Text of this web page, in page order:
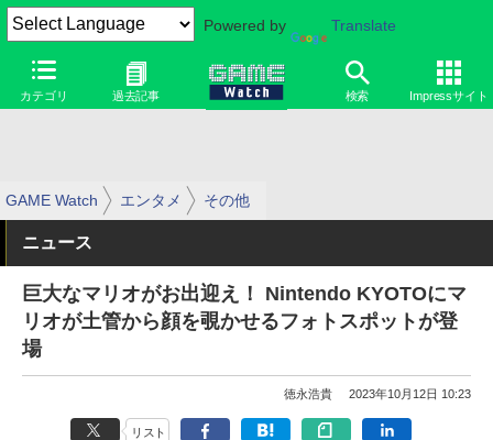
Powered by Translate
カテゴリ 過去記事 検索 Impressサイト
GAME Watch エンタメ その他
ニュース
巨大なマリオがお出迎え！ Nintendo KYOTOにマ
リオが土管から顔を覗かせるフォトスポットが登
場
徳永浩貴 2023年10月12日 10:23
リスト